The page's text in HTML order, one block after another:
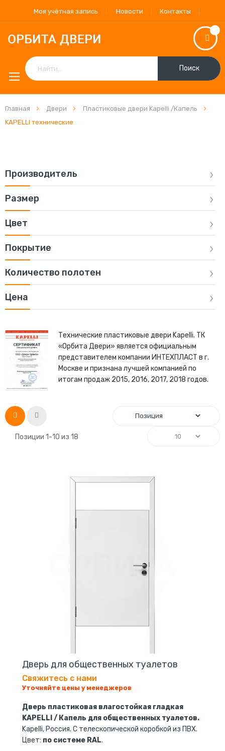
Моя учётная запись Новости Контакты
Поиск
Главная Двери
Пластиковые двери Kapelli /Капель
KAPELLI технические
Производитель
Размер
Цвет
Покрытие
Количество полотен
Цена
Технические пластиковые двери Kapelli. ТК
«Орбита Двери» является официальным
представителем компании ИНТЕХПЛАСТ в г.
Москве и признана лучшей компанией по
итогам продаж 2015, 2016, 2017, 2018 годов.
Список
Позиции 1-10 из 18
Дверь для общественных туалетов
Свяжитесь с нами
Уточняйте цены у менеджеров
Дверь пластиковая влагостойкая гладкая
KAPELLI / Капель для общественных туалетов.
Kapelli, Россия. С телескопической коробкой из ПВХ.
Цвет: по системе RAL.